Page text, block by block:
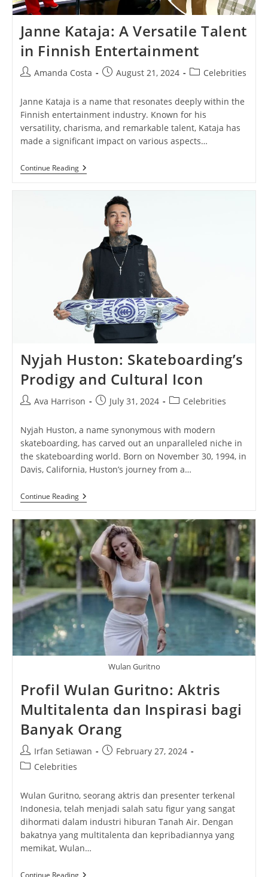
Janne Kataja: A Versatile Talent
in Finnish Entertainment
PostAmanda Costa
PostAugust 21, 2024
PostCelebrities
Janne Kataja is a name that resonates deeply within the
Finnish entertainment industry. Known for his
versatility, charisma, and remarkable talent, Kataja has
made a significant impact on various aspects…
Continue ReadingJanne
Kataja:
Versatile
Finnish
Entertainment
Nyjah Huston: Skateboarding’s
Prodigy and Cultural Icon
PostAva Harrison
PostJuly 31, 2024
PostCelebrities
Nyjah Huston, a name synonymous with modern
skateboarding, has carved out an unparalleled niche in
the skateboarding world. Born on November 30, 1994, in
Davis, California, Huston’s journey from a…
Continue ReadingNyjah
Huston:
Prodigy
And
Cultural
Icon
Wulan Guritno
Profil Wulan Guritno: Aktris
Multitalenta dan Inspirasi bagi
Banyak Orang
Post
author:
Irfan Setiawan
PostFebruary 27, 2024
PostCelebrities
Wulan Guritno, seorang aktris dan presenter terkenal
Indonesia, telah menjadi salah satu figur yang sangat
dihormati dalam industri hiburan Tanah Air. Dengan
bakatnya yang multitalenta dan kepribadiannya yang
memikat, Wulan…
Continue ReadingProfil